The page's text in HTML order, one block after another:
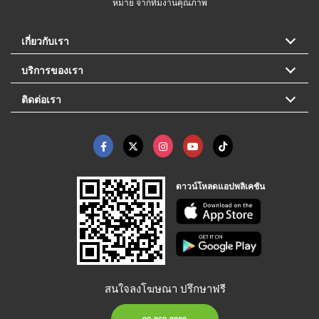
เกี่ยวกับเรา
บริการของเรา
ติดต่อเรา
ดาวน์โหลดแอปพลิเคชัน
สนใจลงโฆษณา ปรึกษาฟรี